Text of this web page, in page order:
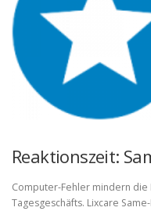
Reaktionszeit:
Computer-Fehler mindern
Tagesgeschäfts. Lixcare